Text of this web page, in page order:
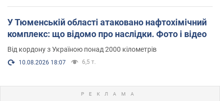
У Тюменській області атаковано нафтохімічний
комплекс: що відомо про наслідки. Фото і відео
Від кордону з Україною понад 2000 кілометрів
10.08.2026 18:07 6,5 т.